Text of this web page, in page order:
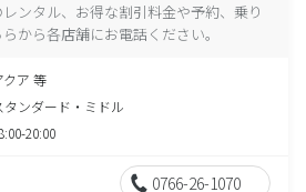
ンタル、お得な割引料金や予約、乗り
から各店舗にお電話ください。
クア 等
タンダード・ミドル
20:00
0766-26-1070